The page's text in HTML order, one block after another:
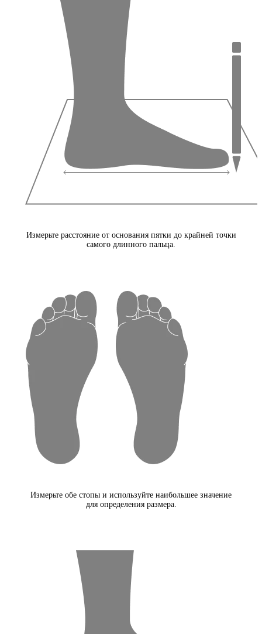
Измерьте расстояние от основания пятки до крайней точки
самого длинного пальца.
Измерьте обе стопы и используйте наибольшее значение
для определения размера.